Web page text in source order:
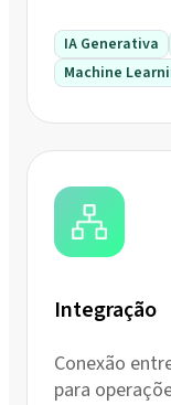
IA Generativa
Machine
Integração
Conexão
para